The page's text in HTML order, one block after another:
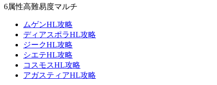
6属性高難易度マルチ
ムゲンHL攻略
ディアスポラHL攻略
ジークHL攻略
シエテHL攻略
コスモスHL攻略
アガスティアHL攻略